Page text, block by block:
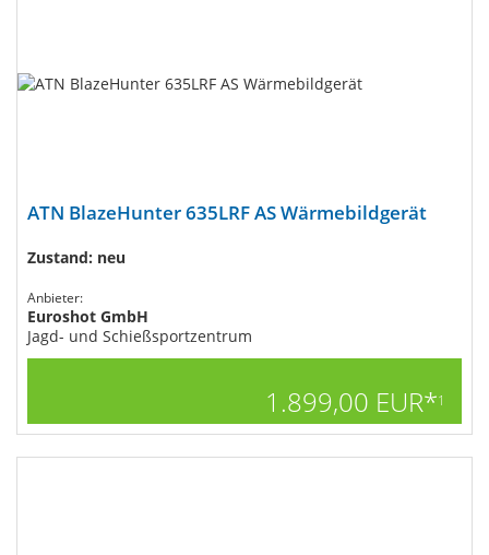
ATN BlazeHunter 635LRF AS​ Wärmebildgerät
Zustand: neu
Anbieter:
Euroshot GmbH
Jagd- und Schießsportzentrum
1.899,00 EUR*1